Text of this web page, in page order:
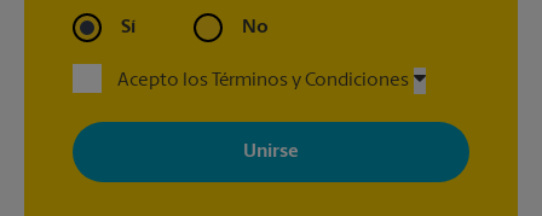
Sí No
Acepto los Términos y Condiciones
Al registrarse, acepta recibir correos electrónicos de The UPS
Store con noticias, ofertas especiales, promociones y mensajes
adaptados a sus intereses. Puede darse de baja en cualquier
momento. Para más información, consulte nuestra política de